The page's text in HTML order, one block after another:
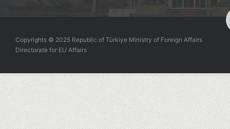
Copyrights © 2025 Republic of Türkiye Ministry of Foreign Affairs
Directorate for EU Affairs